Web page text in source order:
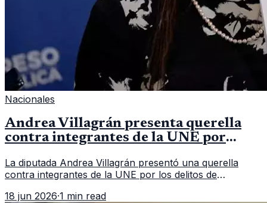
Nacionales
Andrea Villagrán presenta querella
contra integrantes de la UNE por
La diputada Andrea Villagrán presentó una querella
contra integrantes de la UNE por los delitos de
18 jun 2026·1 min read